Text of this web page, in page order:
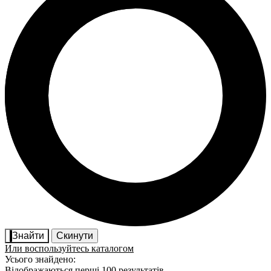
Знайти
Скинути
Или воспользуйтесь каталогом
Усього знайдено: